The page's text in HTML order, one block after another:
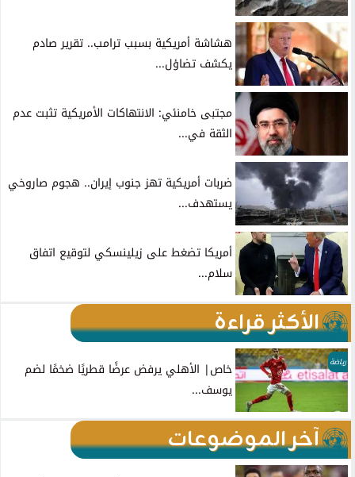
هشاشة أمريكية بسبب ترامب.. تقرير صادم
يكشف تضاؤل...
مجتبى خامنئي: الانتهاكات الأمريكية تثبت عدم
الثقة في...
ضربات أمريكية تهز جنوب إيران.. هجوم صاروخي
يستهدف...
أمريكا تضغط على زيلينسكي لتوقيع اتفاق
سلام...
الأكثر قراءة
رياضة
خاص| الأهلي يرفض عرضًا قطريًا ضخمًا لضم
يوسف...
آخر الموضوعات